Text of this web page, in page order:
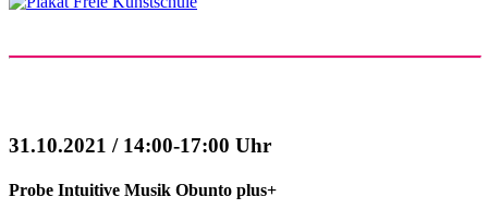
31.10.2021 / 14:00-17:00 Uhr
Probe Intuitive Musik Obunto plus+